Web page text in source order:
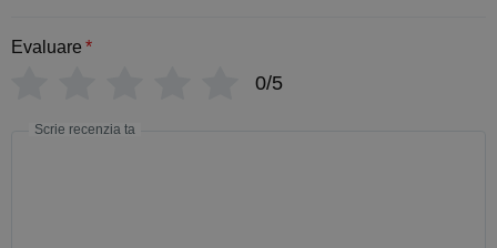
Evaluare *
0/5
Scrie recenzia ta